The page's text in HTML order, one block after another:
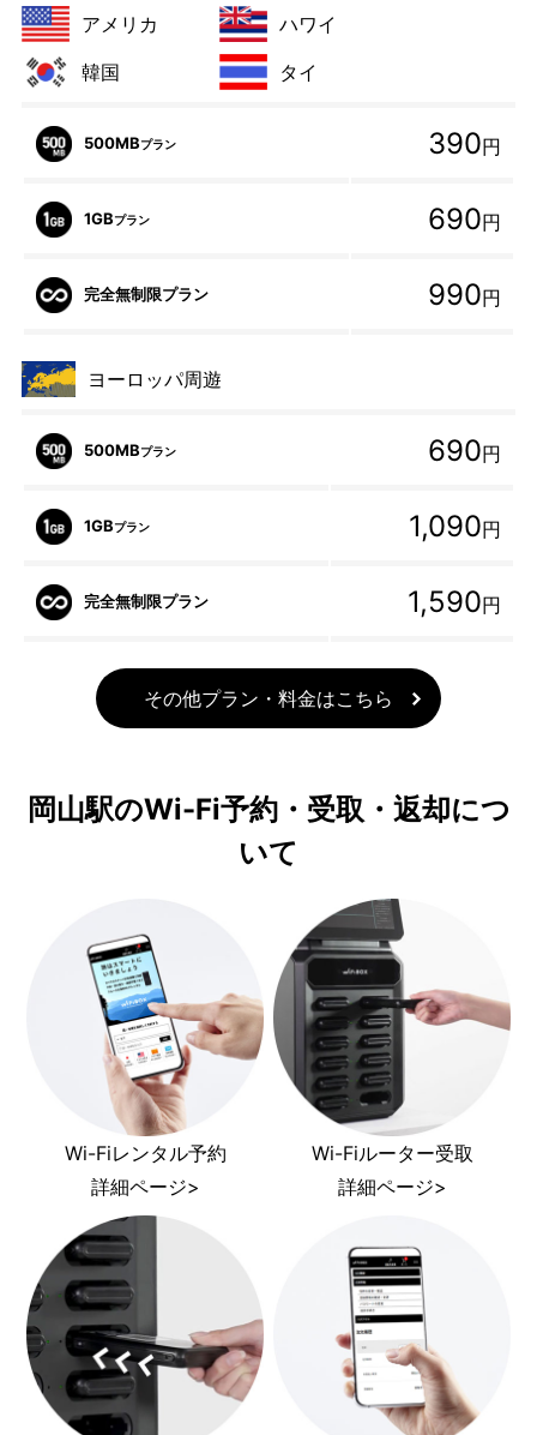
アメリカ
ハワイ
韓国
タイ
500MBプラン 390円
1GBプラン 690円
完全無制限プラン 990円
ヨーロッパ周遊
500MBプラン 690円
1GBプラン 1,090円
完全無制限プラン 1,590円
その他プラン・料金はこちら
岡山駅のWi-Fi予約・受取・返却につ
いて
Wi-Fiレンタル予約
詳細ページ>
Wi-Fiルーター受取
詳細ページ>